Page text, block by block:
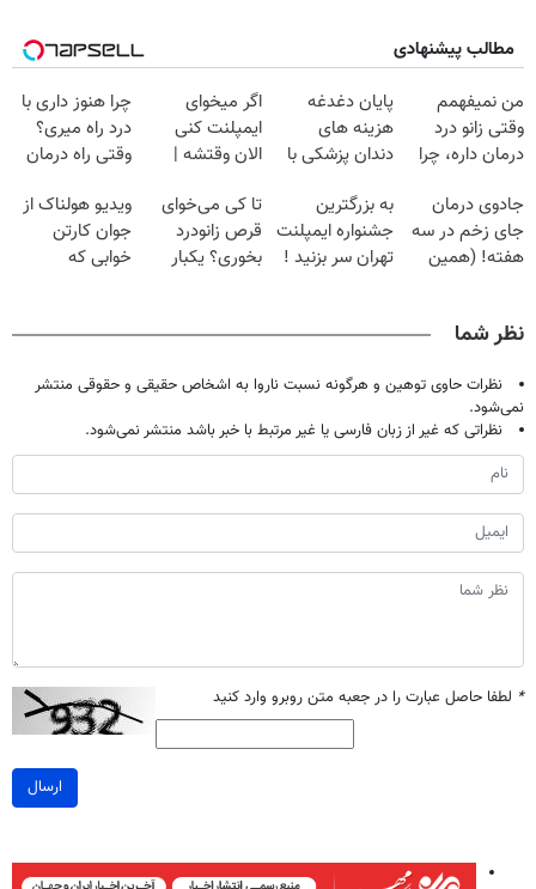
مطالب پیشنهادی
من نمیفهمم
وقتی زانو درد
درمان داره، چرا
تحمل میکنی؟❗
پایان دغدغه
هزینه های
دندان پزشکی با
خانگی
اگر میخوای
ایمپلنت کنی
الان وقتشه |
میلیون تومان!!!
چرا هنوز داری با
درد راه میری؟
وقتی راه درمان
جادوی درمان
جای زخم در سه
هفته! (همین
به بزرگترین
جشنواره ایمپلنت
تهران سر بزنید !
تا کی می‌خوای
قرص زانودرد
بخوری؟ یکبار
ویدیو هولناک از
جوان کارتن
خوابی که
نظر شما
نظرات حاوی توهین و هرگونه نسبت ناروا به اشخاص حقیقی و حقوقی منتشر
نمی‌شود.
نظراتی که غیر از زبان فارسی یا غیر مرتبط با خبر باشد منتشر نمی‌شود.
* لطفا حاصل عبارت را در جعبه متن روبرو وارد کنید
ارسال